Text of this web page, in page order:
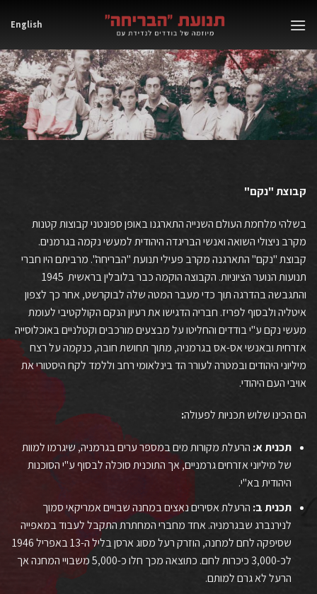
English
קבוצת "נקם"
בשלהי מלחמת העולם השנייה התארגנו באופן ספונטני קבוצות קטנות
מקרב ניצולי השואה ואנשי הבריגדה היהודית למעשי נקמה בגרמנים.
קבוצת "נקם" התארגנה מקרב פעילי תנועת "הבריחה". מרביתם היו חברי
תנועות הנוער הציוניות. הקבוצה הוקמה כבר בלובליןבראשית 1945
והתגבשה בהדרגה תוך כדי מעבר המטה שלה לבוקרשט, אחר כך לצפון
איטליה ולבסוף לפריז. חבריה הדגישו את רעיון הנקם הקולקטיבי לעומת
מעשי נקם ע"י בודדים והחליטו על מבצעים מורכבים וקטלניים באוכלוסייה
אזרחית ובאנשי אס-אס בגרמניה, מתוך תחושת חובה, כנקמה על רצח
מיליוני היהודים ובמטרה לעורר הד בינלאומי רחב וללמד לקח היסטורי את
אויבי העם היהודי.
הם הכינו שלוש תכניות לפעולה:
תכניתא: הרעלת מקורותמיםבמספר ערים בגרמניה, שיגרמו למוות
של מיליוני אזרחים גרמניים, אך התוכנית סוכלה לבסוף ע"י הסוכנות
היהודית בא"י.
תכנית ב: הרעלת אסירים נאצים במחנה שבויים אמריקאי סמוך
לנירנברג שבגרמניה. אחד מחברי המחתרת התקבל לעבוד במאפייה
שסיפקה לחם למחנה, הוזרק רעל מסוג ארסן בליל ה-13 באפריל
1946
לכ-3,000 כיכרות לחם. כתוצאה מכך חלו כ-5,000 משבויי המחנה אך
הרעל לא גרם למותם.